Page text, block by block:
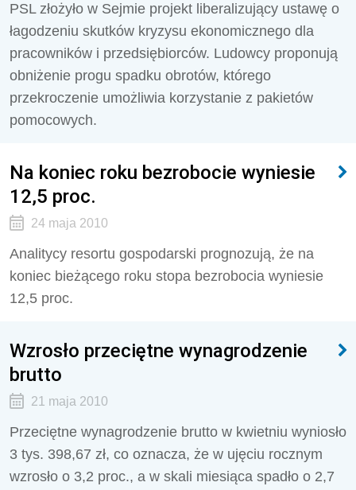
PSL złożyło w Sejmie projekt liberalizujący ustawę o
łagodzeniu skutków kryzysu ekonomicznego dla
pracowników i przedsiębiorców. Ludowcy proponują
obniżenie progu spadku obrotów, którego
przekroczenie umożliwia korzystanie z pakietów
pomocowych.
Na koniec roku bezrobocie wyniesie
12,5 proc.
24 maja 2010
Analitycy resortu gospodarski prognozują, że na
koniec bieżącego roku stopa bezrobocia wyniesie
12,5 proc.
Wzrosło przeciętne wynagrodzenie
brutto
21 maja 2010
Przeciętne wynagrodzenie brutto w kwietniu wyniosło
3 tys. 398,67 zł, co oznacza, że w ujęciu rocznym
wzrosło o 3,2 proc., a w skali miesiąca spadło o 2,7